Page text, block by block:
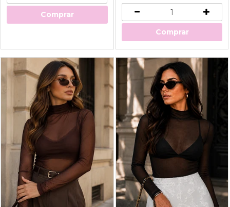
Comprar
Comprar